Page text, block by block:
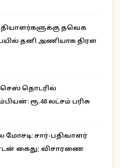
தவெக
தனி அணியாக திரள
செஸ் தொடரில்
ரூ.48 லட்சம் பரிசு
மோசடி: சார்-பதிவாளர்
கைது; விசாரணை